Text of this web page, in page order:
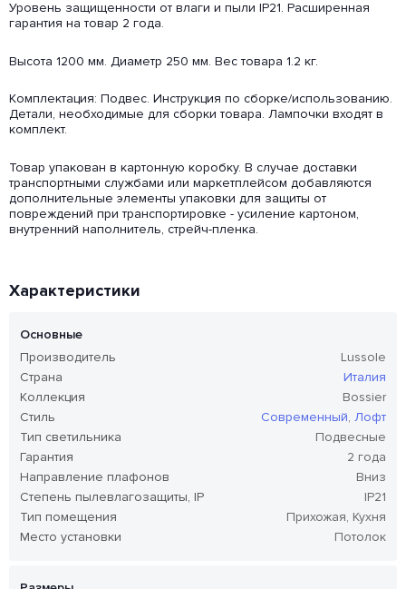
Уровень защищенности от влаги и пыли IP21. Расширенная
гарантия на товар 2 года.
Высота 1200 мм. Диаметр 250 мм. Вес товара 1.2 кг.
Комплектация: Подвес. Инструкция по сборке/использованию.
Детали, необходимые для сборки товара. Лампочки входят в
комплект.
Товар упакован в картонную коробку. В случае доставки
транспортными службами или маркетплейсом добавляются
дополнительные элементы упаковки для защиты от
повреждений при транспортировке - усиление картоном,
внутренний наполнитель, стрейч-пленка.
Характеристики
Основные
Производитель
Lussole
Страна
Италия
Коллекция
Bossier
Стиль
Современный, Лофт
Тип светильника
Подвесные
Гарантия
2 года
Направление плафонов
Вниз
Степень пылевлагозащиты, IP
IP21
Тип помещения
Прихожая, Кухня
Место установки
Потолок